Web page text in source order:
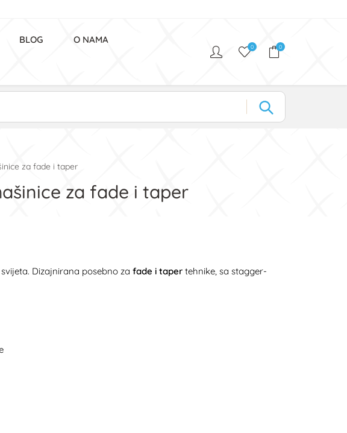
BLOG O NAMA
0 0
za fade i taper
za fade i taper
Dizajnirana posebno za fade i taper tehnike, sa stagger-